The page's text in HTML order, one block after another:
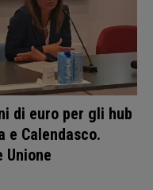
di euro per gli hub
e Calendasco.
Unione